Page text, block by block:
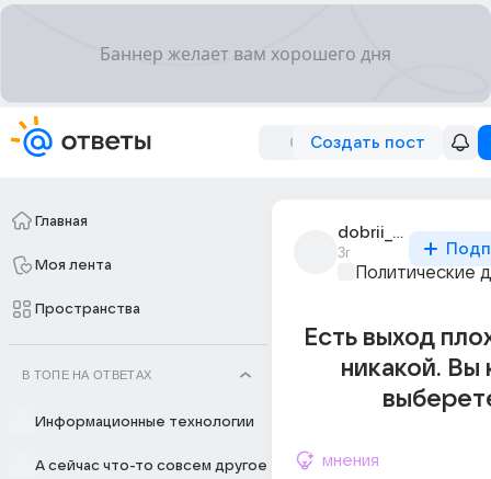
Создать пост
Главная
Моя лента
Пространства
В ТОПЕ НА ОТВЕТАХ
Информационные технологии
А сейчас что-то совсем другое
dobrii_vechir_2
3г
Политические
Есть выход
никакой. Вы
мнения